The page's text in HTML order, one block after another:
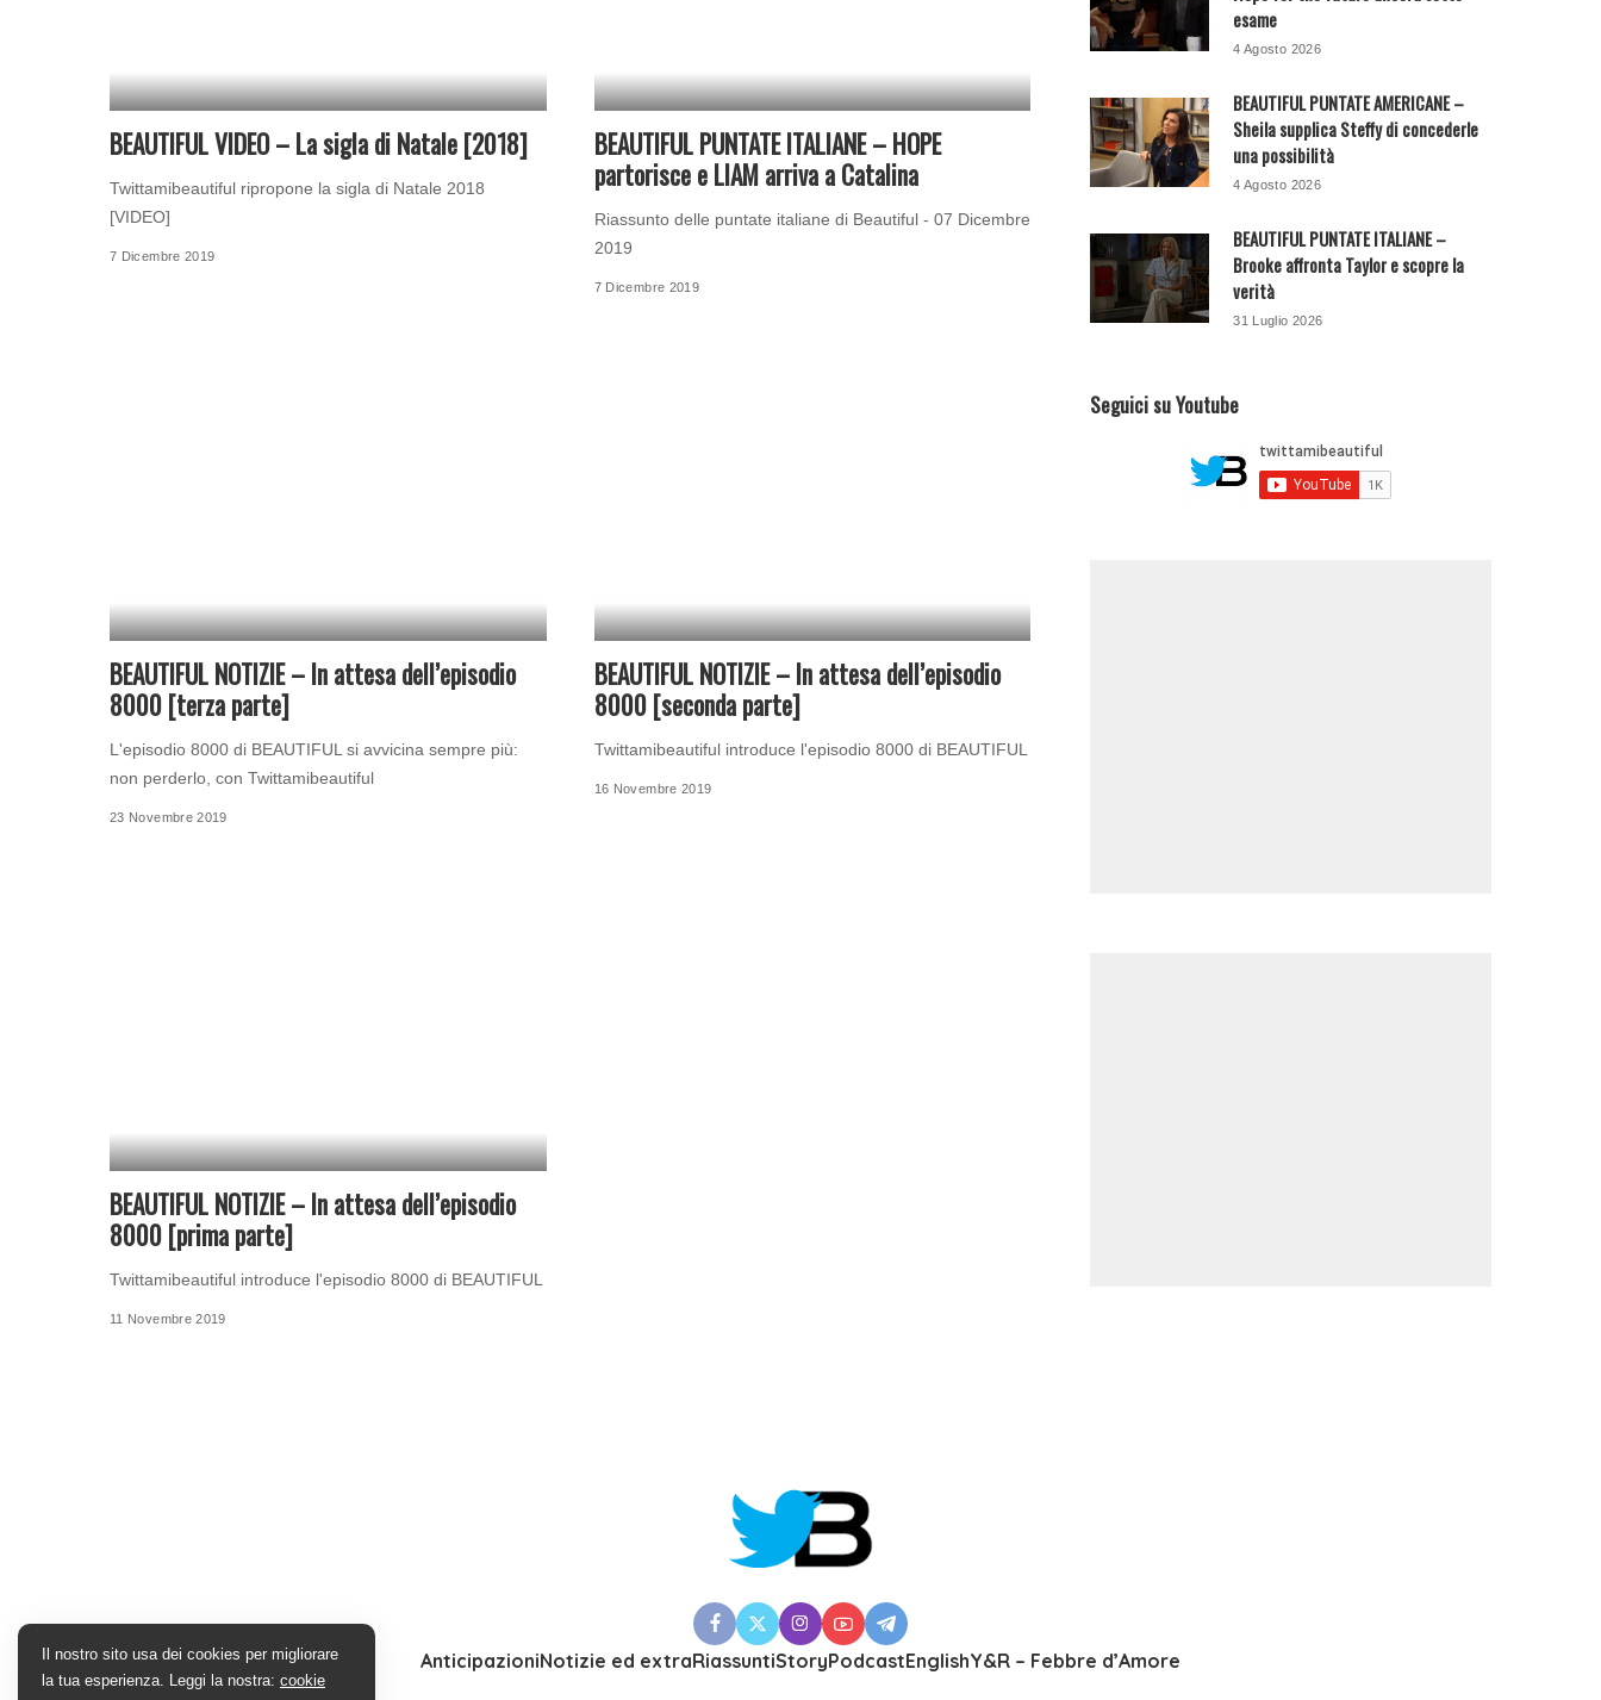
BEAUTIFUL VIDEO – La sigla di Natale [2018]
Twittamibeautiful ripropone la sigla di Natale 2018
[VIDEO]
7 Dicembre 2019
BEAUTIFUL PUNTATE ITALIANE – HOPE
partorisce e LIAM arriva a Catalina
Riassunto delle puntate italiane di Beautiful - 07 Dicembre
2019
7 Dicembre 2019
BEAUTIFUL NOTIZIE – In attesa dell’episodio
8000 [terza parte]
L'episodio 8000 di BEAUTIFUL si avvicina sempre più:
non perderlo, con Twittamibeautiful
23 Novembre 2019
BEAUTIFUL NOTIZIE – In attesa dell’episodio
8000 [seconda parte]
Twittamibeautiful introduce l'episodio 8000 di BEAUTIFUL
16 Novembre 2019
BEAUTIFUL NOTIZIE – In attesa dell’episodio
8000 [prima parte]
Twittamibeautiful introduce l'episodio 8000 di BEAUTIFUL
11 Novembre 2019
esame
4 Agosto 2026
BEAUTIFUL PUNTATE AMERICANE –
Sheila supplica Steffy di concederle
una possibilità
4 Agosto 2026
BEAUTIFUL PUNTATE ITALIANE –
Brooke affronta Taylor e scopre la
verità
31 Luglio 2026
Seguici su Youtube
AnticipazioniNotizie ed extraRiassuntiStoryPodcastEnglishY&R – Febbre d’Amore
Il nostro sito usa dei cookies per migliorare
la tua esperienza. Leggi la nostra: cookie